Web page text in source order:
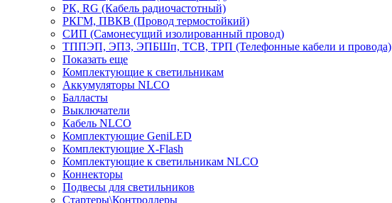
РК, RG (Кабель радиочастотный)
РКГМ, ПВКВ (Провод термостойкий)
СИП (Самонесущий изолированный провод)
ТППЭП, ЭПЗ, ЭПБШп, ТСВ, ТРП (Телефонные кабели и провода)
Показать еще
Комплектующие к светильникам
Аккумуляторы NLCO
Балласты
Выключатели
Кабель NLCO
Комплектующие GeniLED
Комплектующие X-Flash
Комплектующие к светильникам NLCO
Коннекторы
Подвесы для светильников
Стартеры\Контроллеры